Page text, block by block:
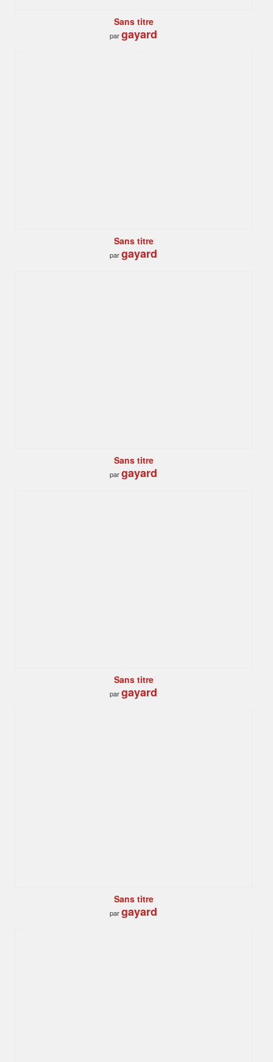
Sans titre
pargayard
Sans titre
pargayard
Sans titre
pargayard
Sans titre
pargayard
Sans titre
pargayard